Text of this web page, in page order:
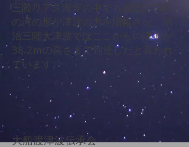
​三陸リアス海岸の中でも綾里の白浜
の湾の形が津波の力を増幅させ、明
治三陸大津波ではここからの津波が
38.2ｍの高さまで到達したと言われ
ています。
大船渡津波伝承会